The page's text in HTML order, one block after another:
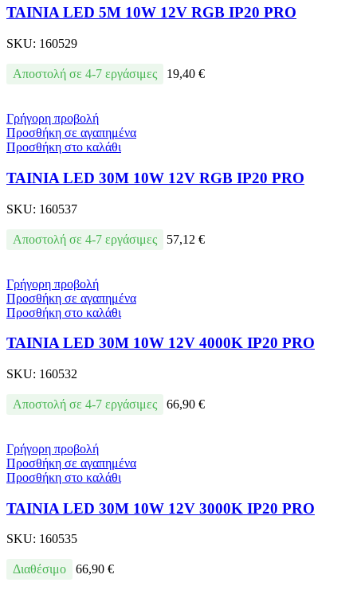
ΤΑΙΝΙΑ LED 5M 10W 12V RGB IP20 PRO
SKU: 160529
Αποστολή σε 4-7 εργάσιμες 19,40 €
Γρήγορη προβολή
Προσθήκη σε αγαπημένα
Προσθήκη στο καλάθι
ΤΑΙΝΙΑ LED 30M 10W 12V RGB IP20 PRO
SKU: 160537
Αποστολή σε 4-7 εργάσιμες 57,12 €
Γρήγορη προβολή
Προσθήκη σε αγαπημένα
Προσθήκη στο καλάθι
ΤΑΙΝΙΑ LED 30M 10W 12V 4000K IP20 PRO
SKU: 160532
Αποστολή σε 4-7 εργάσιμες 66,90 €
Γρήγορη προβολή
Προσθήκη σε αγαπημένα
Προσθήκη στο καλάθι
ΤΑΙΝΙΑ LED 30M 10W 12V 3000K IP20 PRO
SKU: 160535
Διαθέσιμο 66,90 €